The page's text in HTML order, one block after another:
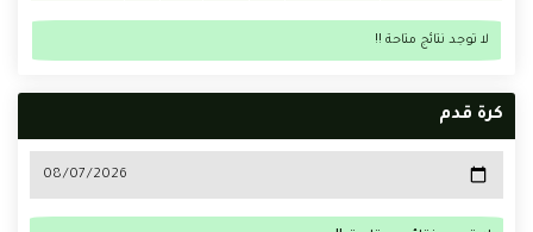
لا توجد نتائج متاحة !!
كرة قدم